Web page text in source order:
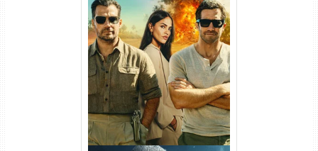
Na Zona Cinzenta Torrent
(2026) WEB-DL 1080p/4K
Dual Áudio